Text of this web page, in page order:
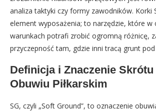
analiza taktyki czy formy zawodników. Korki
element wyposażenia; to narzędzie, które w
warunkach potrafi zrobić ogromną różnicę,
przyczepność tam, gdzie inni tracą grunt
Definicja i Znaczenie Skrótu
Obuwiu Piłkarskim
SG, czyli „Soft Ground”, to oznaczenie